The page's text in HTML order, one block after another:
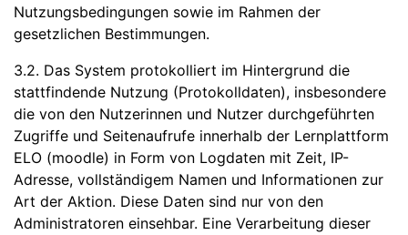
Nutzungsbedingungen sowie im Rahmen der
gesetzlichen Bestimmungen.
3.2. Das System protokolliert im Hintergrund die
stattfindende Nutzung (Protokolldaten), insbesondere
die von den Nutzerinnen und Nutzer durchgeführten
Zugriffe und Seitenaufrufe innerhalb der Lernplattform
ELO (moodle) in Form von Logdaten mit Zeit, IP-
Adresse, vollständigem Namen und Informationen zur
Art der Aktion. Diese Daten sind nur von den
Administratoren einsehbar. Eine Verarbeitung dieser